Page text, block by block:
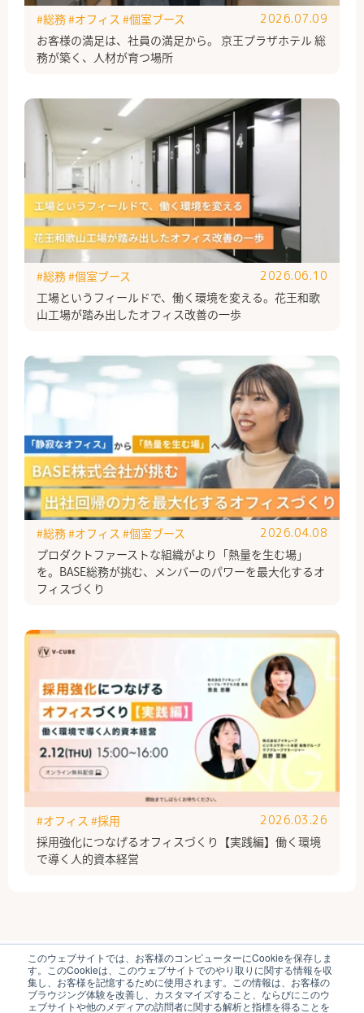
このウェブサイトでは、お客様のコンピューターにCookieを保存しま
す。このCookieは、このウェブサイトでのやり取りに関する情報を収
集し、お客様を記憶するために使用されます。この情報は、お客様の
ブラウジング体験を改善し、カスタマイズすること、ならびにこのウ
ェブサイトや他のメディアの訪問者に関する解析と指標を得ることを
お客様の満足は、社員の満足から。 京王プラザホテル 総
務が築く、人材が育つ場所
#総務#オフィス #個室ブース 2026.07.09
工場というフィールドで、働く環境を変える。花王和歌
山工場が踏み出したオフィス改善の一歩
#総務#個室ブース 2026.06.10
プロダクトファーストな組織がより「熱量を生む場」
を。BASE総務が挑む、メンバーのパワーを最大化するオ
フィスづくり
#総務#オフィス #個室ブース 2026.04.08
採用強化につなげるオフィスづくり【実践編】働く環境
で導く人的資本経営
#オフィス #採用 2026.03.26
ブイキューブのはたらく研究部とは 運営会社
個人情報保護方針 各種お問い合わせ